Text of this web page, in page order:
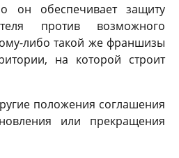
он обеспечивает защиту
против возможного
либо такой же франшизы
на которой строит
положения соглашения
или прекращения